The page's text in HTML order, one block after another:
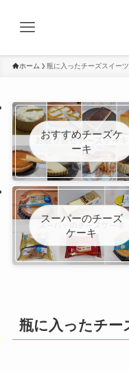
ホーム 瓶に入ったチーズスイー
おすすめチーズケ
ーキ
スーパーのチーズ
ケーキ
瓶に入ったチー